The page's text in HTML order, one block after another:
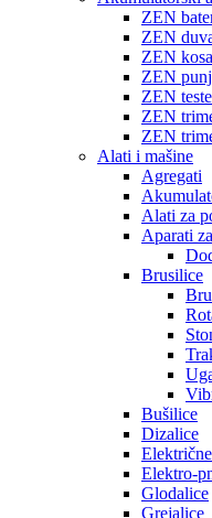
ZEN
ZEN
ZEN
ZEN
ZEN
ZEN
ZEN
Alati i mašine
Agregati
Alati za
Aparati
Brusilice
Bušilice
Dizalice
Elektro-
Glodalice
Grejalice